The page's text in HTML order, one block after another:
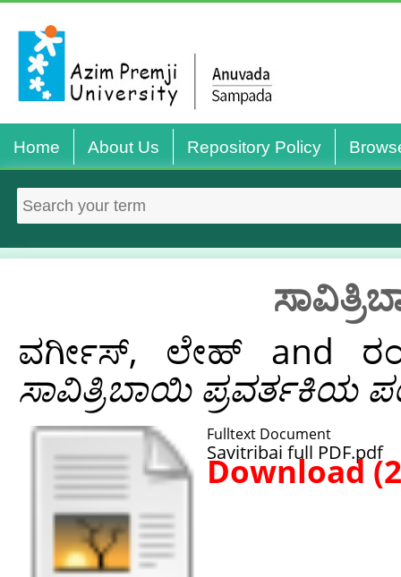
Home About Us Repository Policy
ವರ್ಗೀಸ್, ಲೇಹ್ and
ಸಾವಿತ್ರಿಬಾಯಿ ಪ್ರವರ್ತಕಿಯ
Fulltext Document
Savitribai full PDF.pdf
Download